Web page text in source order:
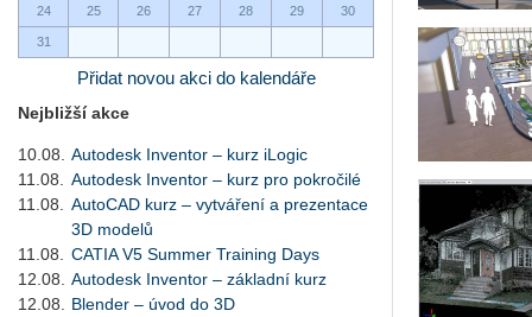
24 25 26 27 28 29 30
31
Přidat novou akci do kalendáře
Nejbližší akce
10.08.
Autodesk Inventor – kurz iLogic
11.08.
Autodesk Inventor – kurz pro pokročilé
11.08.
AutoCAD kurz – vytváření a prezentace
3D modelů
11.08.
CATIA V5 Summer Training Days
12.08.
Autodesk Inventor – základní kurz
12.08.
Blender – úvod do 3D